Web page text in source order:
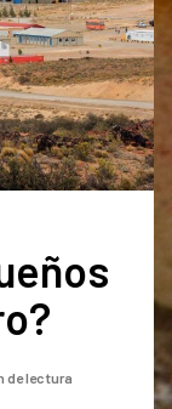
de lectura